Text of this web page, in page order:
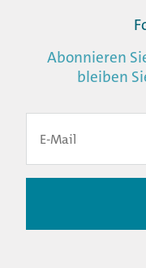
Abonnieren
bleiben